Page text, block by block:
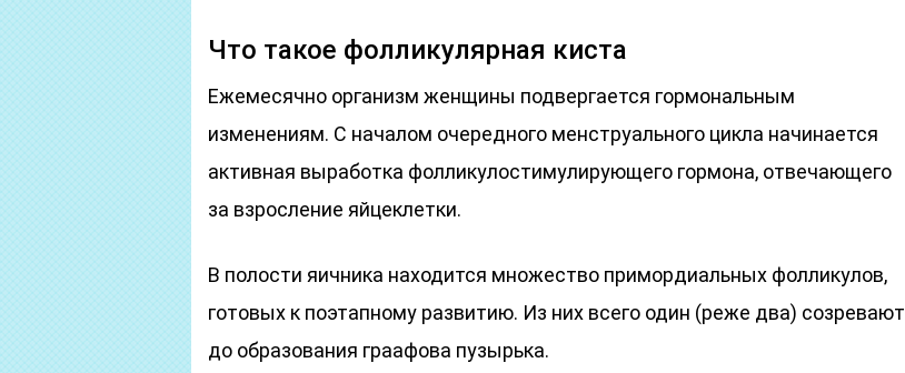
Что такое фолликулярная киста
Ежемесячно организм женщины подвергается гормональным
изменениям. С началом очередного менструального цикла начинается
активная выработка фолликулостимулирующего гормона, отвечающего
за взросление яйцеклетки.
В полости яичника находится множество примордиальных фолликулов,
готовых к поэтапному развитию. Из них всего один (реже два) созревают
до образования граафова пузырька.